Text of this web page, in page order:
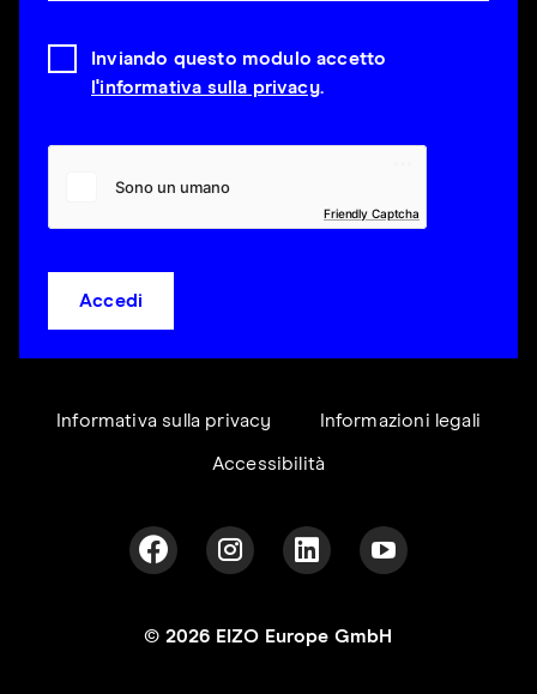
Inviando questo modulo accetto
l'informativa sulla privacy.
Friendly Captcha
Accedi
Informativa sulla privacy Informazioni legali
Accessibilità
© 2026 EIZO Europe GmbH